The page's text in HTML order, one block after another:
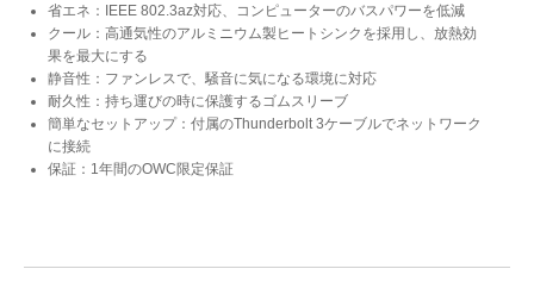
省エネ：IEEE 802.3az対応、コンピューターのバスパワーを低減
クール：高通気性のアルミニウム製ヒートシンクを採用し、放熱効
果を最大にする
静音性：ファンレスで、騒音に気になる環境に対応
耐久性：持ち運びの時に保護するゴムスリーブ
簡単なセットアップ：付属のThunderbolt 3ケーブルでネットワーク
に接続
保証：1年間のOWC限定保証